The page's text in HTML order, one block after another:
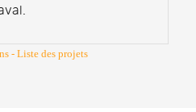
- Liste des projets